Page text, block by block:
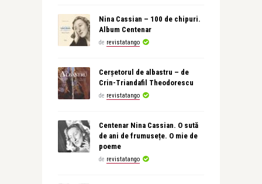
Nina Cassian – 100 de chipuri.
Album Centenar
de revistatango
Cerșetorul de albastru – de
Crin-Triandafil Theodorescu
de revistatango
Centenar Nina Cassian. O sută
de ani de frumusețe. O mie de
poeme
de revistatango